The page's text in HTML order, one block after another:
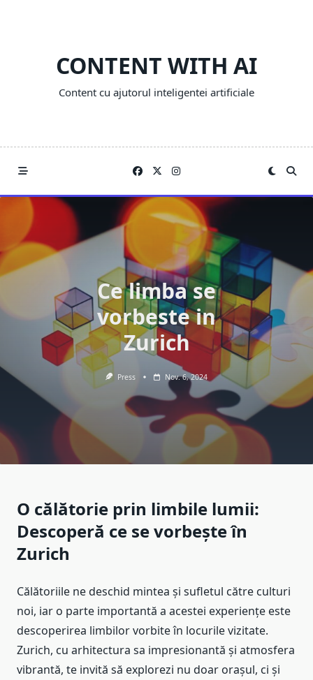
CONTENT WITH AI
Content cu ajutorul inteligentei artificiale
Ce limba se
vorbeste in
Zurich
Press Nov. 6, 2024
O călătorie prin limbile lumii:
Descoperă ce se vorbește în
Zurich
Călătoriile ne deschid mintea și sufletul către culturi
noi, iar o parte importantă a acestei experiențe este
descoperirea limbilor vorbite în locurile vizitate.
Zurich, cu arhitectura sa impresionantă și atmosfera
vibrantă, te invită să explorezi nu doar orașul, ci și